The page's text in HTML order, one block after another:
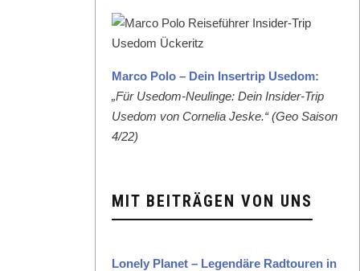
Mar­co Polo – Dein Inser­trip Use­dom:
„Für Use­dom-Neulinge: Dein Insid­er-Trip
Use­dom von Cor­nelia Jeske.“ (Geo Sai­son
4/22)
MIT BEITRÄGEN VON UNS
Lone­ly Plan­et – Leg­endäre Rad­touren in